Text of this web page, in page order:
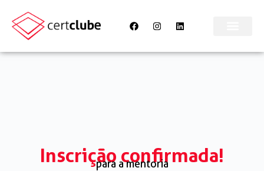
Inscrição confirmada!
para a mentoria